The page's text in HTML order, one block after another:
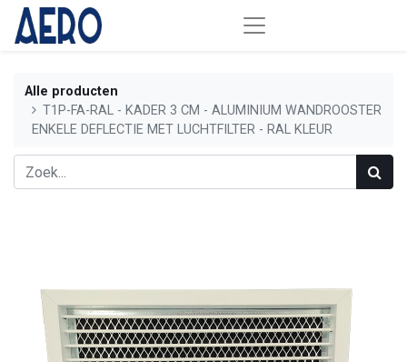
Alle producten
T1P-FA-RAL - KADER 3 CM - ALUMINIUM WANDROOSTER
ENKELE DEFLECTIE MET LUCHTFILTER - RAL KLEUR